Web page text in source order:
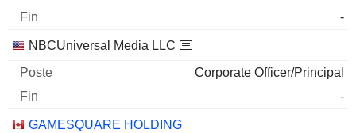
-
NBCUniversal Media LLC
Corporate Officer/Principal
-
GAMESQUARE HOLDING